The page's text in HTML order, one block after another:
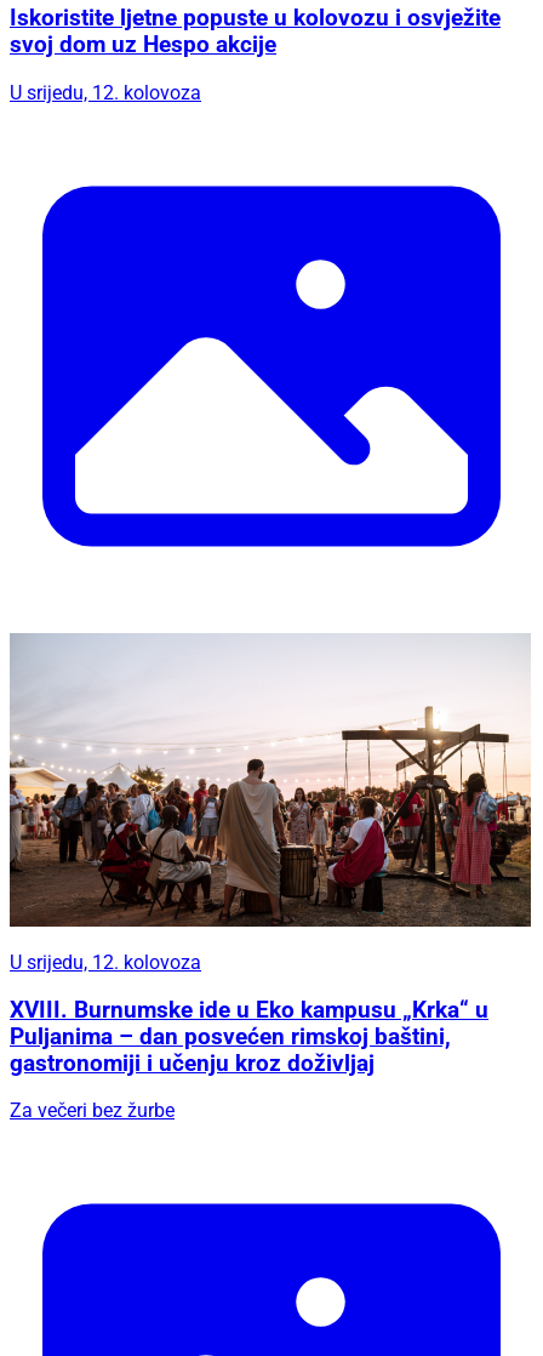
Iskoristite ljetne popuste u kolovozu i osvježite
svoj dom uz Hespo akcije
U srijedu, 12. kolovoza
U srijedu, 12. kolovoza
XVIII. Burnumske ide u Eko kampusu „Krka“ u
Puljanima – dan posvećen rimskoj baštini,
gastronomiji i učenju kroz doživljaj
Za večeri bez žurbe